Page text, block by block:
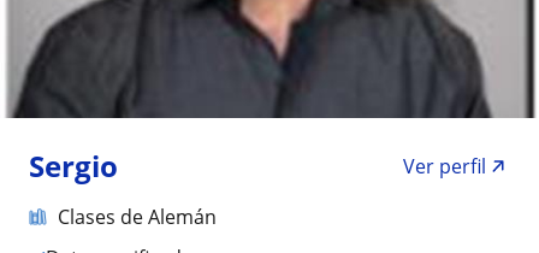
Sergio
Ver perfil
Clases de Alemán